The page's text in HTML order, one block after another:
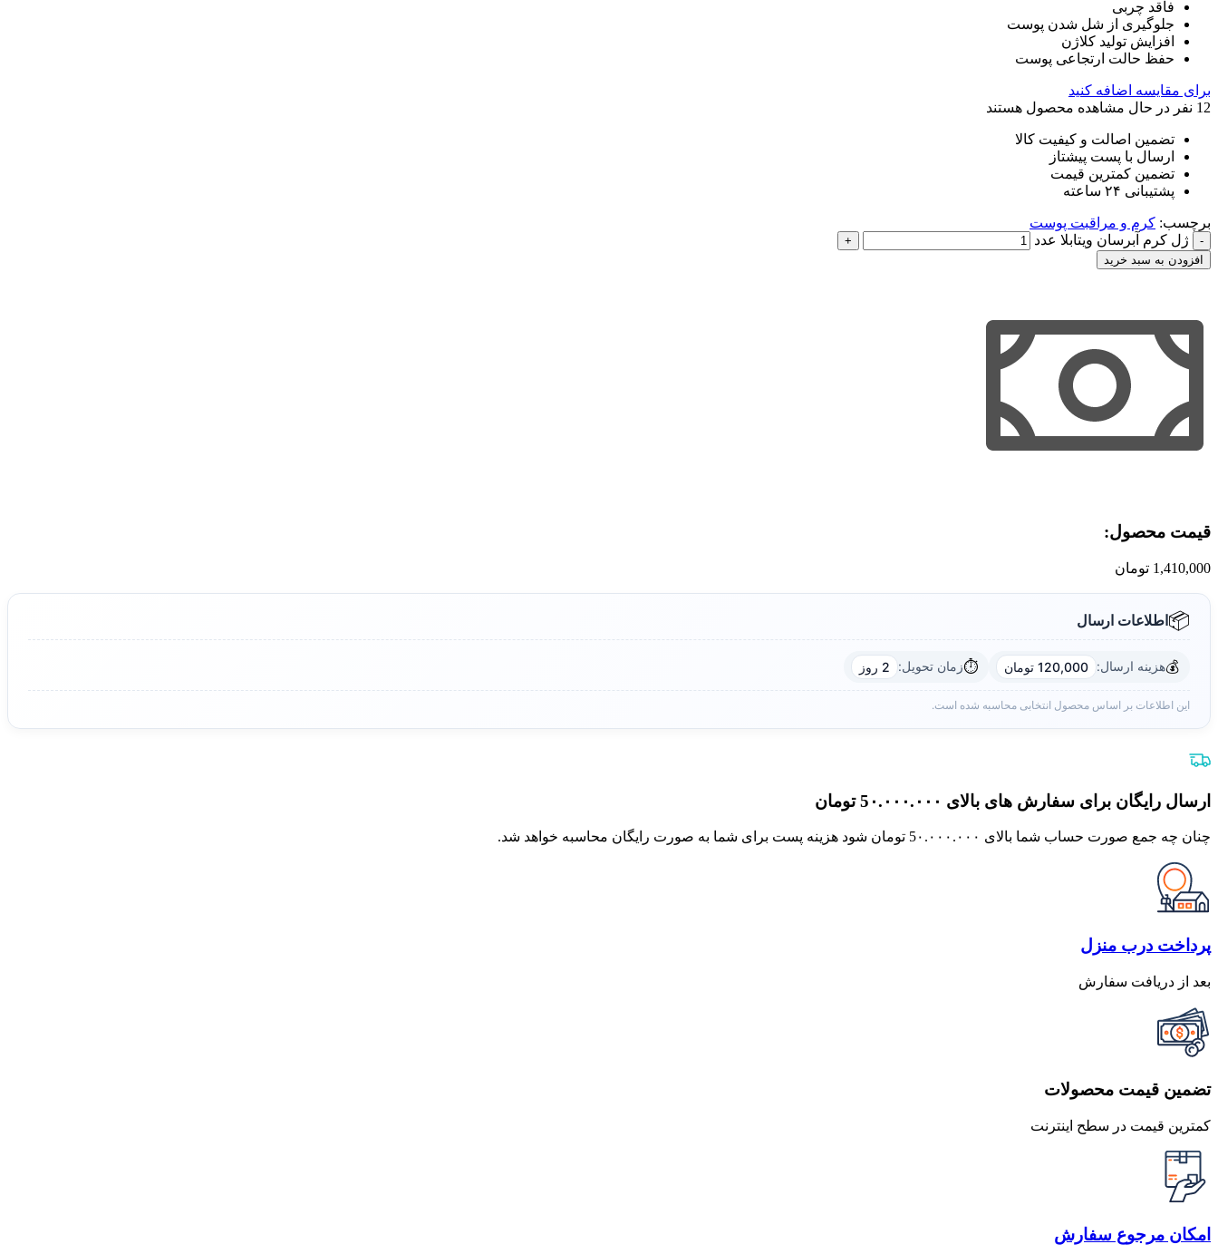
فاقد چربی
جلوگیری از شل شدن پوست
افزایش تولید کلاژن
حفظ حالت ارتجاعی پوست
برای مقایسه اضافه کنید
12 نفر در حال مشاهده محصول هستند
تضمین اصالت و کیفیت کالا
ارسال با پست پیشتاز
تضمین کمترین قیمت
پشتیبانی ۲۴ ساعته
برچسب: کرم و مراقبت پوست
ژل کرم آبرسان ویتابلا عدد
افزودن به سبد خرید
قیمت محصول:​
1,410,000 تومان
📦اطلاعات ارسال
💰هزینه ارسال: 120,000 تومان ⏱️زمان تحویل: 2 روز
این اطلاعات بر اساس محصول انتخابی محاسبه شده است.
ارسال رایگان برای سفارش های بالای 5٠.٠٠٠.٠٠٠ تومان
چنان چه جمع صورت حساب شما بالای 5٠.٠٠٠.٠٠٠ تومان شود هزینه پست برای شما به صورت رایگان محاسبه خواهد شد.
پرداخت درب منزل
بعد از دریافت سفارش
تضمین قیمت محصولات
کمترین قیمت در سطح اینترنت
امکان مرجوع سفارش